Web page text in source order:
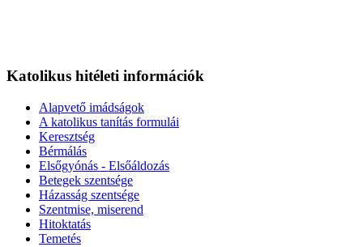
Katolikus hitéleti információk
Alapvető imádságok
A katolikus tanítás formulái
Keresztség
Bérmálás
Elsőgyónás - Elsőáldozás
Betegek szentsége
Házasság szentsége
Szentmise, miserend
Hitoktatás
Temetés